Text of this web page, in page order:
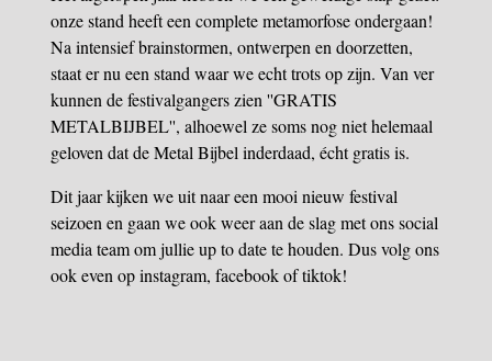
onze stand heeft een complete metamorfose ondergaan!
Na intensief brainstormen, ontwerpen en doorzetten,
staat er nu een stand waar we echt trots op zijn. Van ver
kunnen de festivalgangers zien ''GRATIS
METALBIJBEL'', alhoewel ze soms nog niet helemaal
geloven dat de Metal Bijbel inderdaad, écht gratis is.
Dit jaar kijken we uit naar een mooi nieuw festival
seizoen en gaan we ook weer aan de slag met ons social
media team om jullie up to date te houden. Dus volg ons
ook even op instagram, facebook of tiktok!